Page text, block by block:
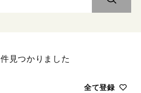
全て登録
件見つかりました